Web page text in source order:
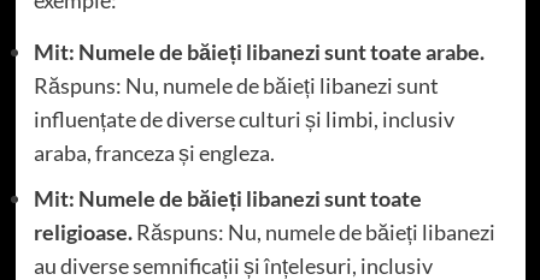
Mit: Numele de băieți libanezi sunt toate arabe.
Răspuns: Nu, numele de băieți libanezi sunt
influențate de diverse culturi și limbi, inclusiv
araba, franceza și engleza.
Mit: Numele de băieți libanezi sunt toate
religioase.Răspuns: Nu, numele de băieți libanezi
au diverse semnificații și înțelesuri, inclusiv